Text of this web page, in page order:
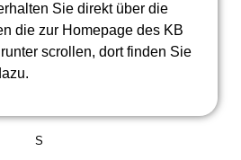
Sie direkt über die
die zur Homepage des KB
scrollen, dort finden Sie
S